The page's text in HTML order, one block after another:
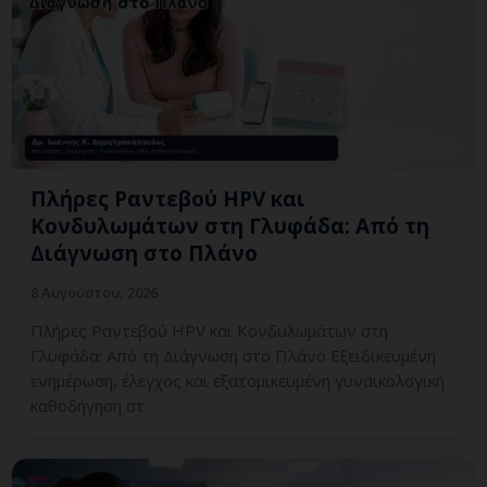
Πλήρες Ραντεβού HPV και
Κονδυλωμάτων στη Γλυφάδα: Από τη
Διάγνωση στο Πλάνο
Πλήρες Ραντεβού HPV και Κονδυλωμάτων στη
Γλυφάδα: Από τη Διάγνωση στο Πλάνο Εξειδικευμένη
ενημέρωση, έλεγχος και εξατομικευμένη γυναικολογική
καθοδήγηση στ